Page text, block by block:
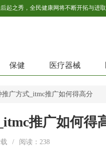
保健 医疗器械
推广方式_itmc推广如何得高分
推广如何得
/ 阅读： 238